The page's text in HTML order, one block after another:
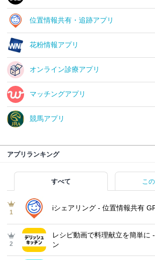
位置情報共有・追跡アプリ
花粉情報アプリ
オンライン診療アプリ
マッチングアプリ
競馬アプリ
アプリランキング
すべて こ
1
iシェアリング - 位置情報共有
2
レシピ動画で料理献立を簡単‪に
ン